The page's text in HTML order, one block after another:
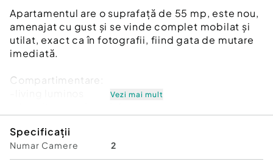
Apartamentul are o suprafață de 55 mp, este nou,
amenajat cu gust și se vinde complet mobilat și
utilat, exact ca în fotografii, fiind gata de mutare
imediată.
Compartimentare:
cu ieșire pe balcon
-baie modernă cu duș
-hol cu spații de depozitare
Vezi mai mult
Specificații
Numar Camere 2